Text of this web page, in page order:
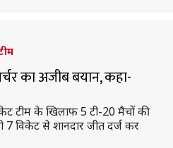
का अजीब बयान, कहा-
टीम के खिलाफ 5 टी-20 मैचों की
विकेट से शानदार जीत दर्ज कर